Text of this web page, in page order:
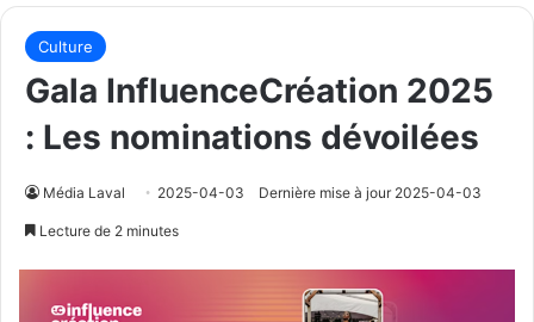
Culture
Gala InfluenceCréation 2025
: Les nominations dévoilées
Média Laval 2025-04-03 Dernière mise à jour 2025-04-03
Lecture de 2 minutes